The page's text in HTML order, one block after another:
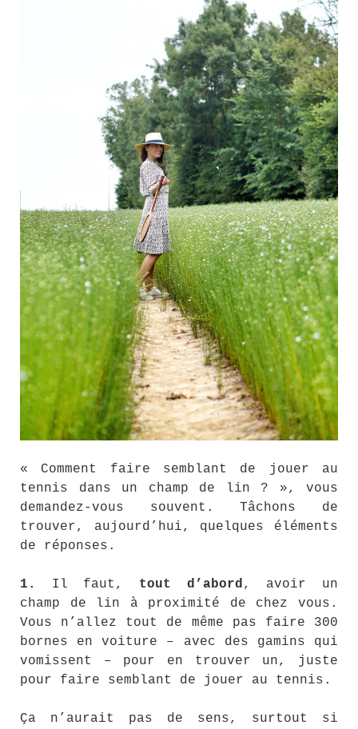
« Comment faire semblant de jouer au
tennis dans un champ de lin ? », vous
demandez-vous souvent. Tâchons de
trouver, aujourd’hui, quelques éléments
de réponses.
1. Il faut, tout d’abord, avoir un
champ de lin à proximité de chez vous.
Vous n’allez tout de même pas faire 300
bornes en voiture – avec des gamins qui
vomissent – pour en trouver un, juste
pour faire semblant de jouer au tennis.
Ça n’aurait pas de sens, surtout si